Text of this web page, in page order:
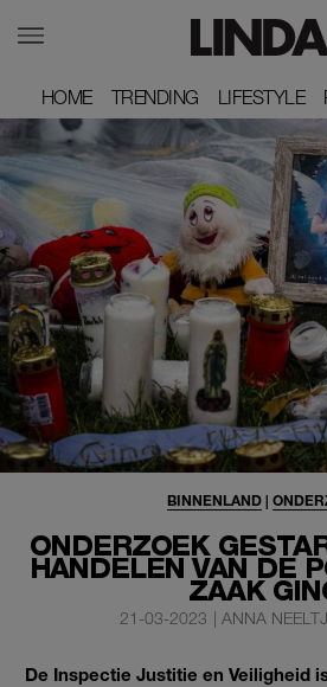
HOME
HOME TRENDING
TRENDING LIFESTYLE
LIFESTYLE
ONDERZOEK
HANDELEN VAN DE
ZAAK
BINNENLAND|
21-03-2023 | ANNA
De Inspectie Justitie en Veiligheid